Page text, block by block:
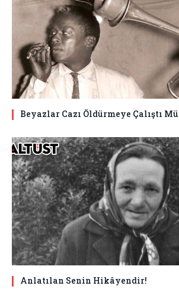
Beyazlar Cazı Öldürmeye Çalıştı
Anlatılan Senin Hikâyendir!